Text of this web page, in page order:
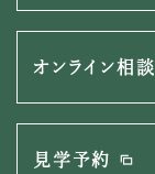
オンライン相談
見学予約